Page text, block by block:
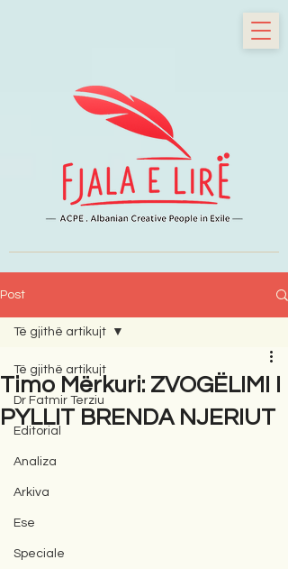
Post
Të gjithë artikujt
Dr Fatmir Terziu
Editorial
Analiza
Arkiva
Ese
Speciale
Të gjithë artikujt
Timo Mërkuri: ZVOGËLIMI I
PYLLIT BRENDA NJERIUT